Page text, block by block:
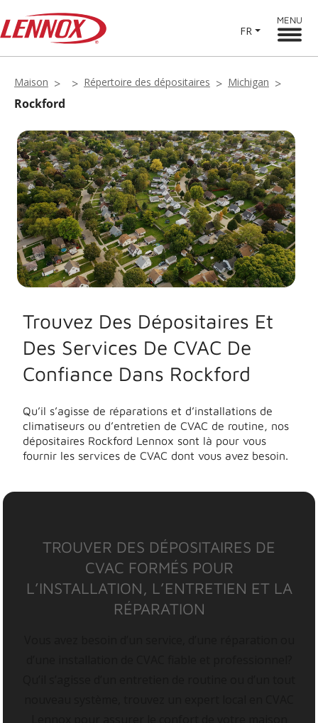
FR
MENU
Maison Répertoire des dépositaires Michigan
Rockford
Trouvez Des Dépositaires Et
Des Services De CVAC De
Confiance Dans Rockford
Qu’il s’agisse de réparations et d’installations de
climatiseurs ou d’entretien de CVAC de routine, nos
dépositaires Rockford Lennox sont là pour vous
fournir les services de CVAC dont vous avez besoin.
TROUVER DES DÉPOSITAIRES DE
CVAC FORMÉS POUR
L’INSTALLATION, L’ENTRETIEN ET LA
RÉPARATION